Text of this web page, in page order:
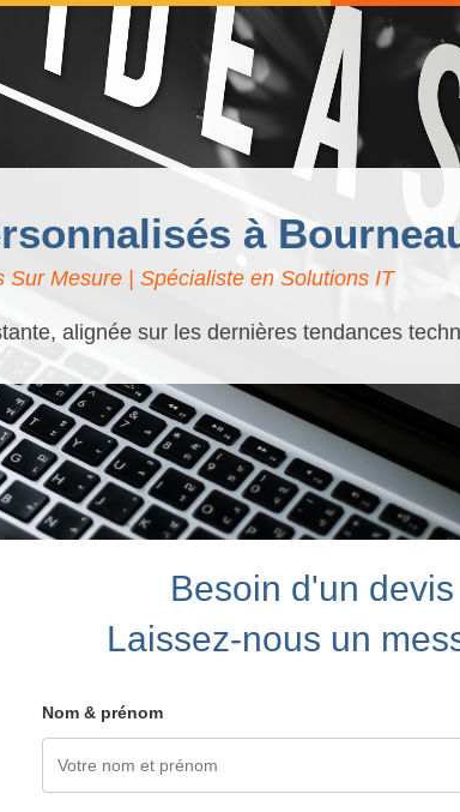
à
Mesure | Spécialiste en Solutions IT
alignée sur les dernières tendances
Besoin d'un
Laissez-nous un
Nom & prénom